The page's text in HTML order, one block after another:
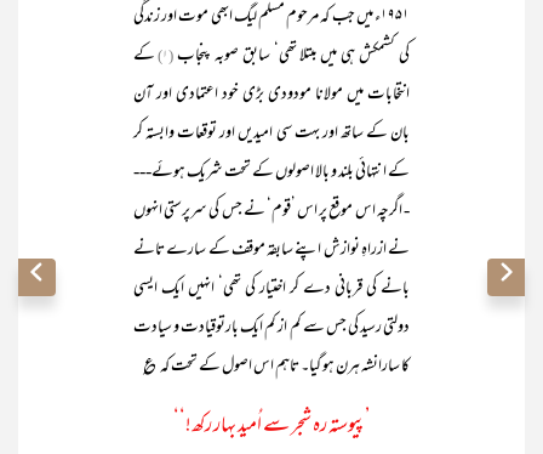
۱۹۵۱ء میں جب کہ مرحوم مسلم لیگ ابھی موت اور زندگی
کی کشمکش ہی میں مبتلا تھی‘ سابق صوبہ پنجاب(۱) کے
انتخابات میں مولانا مودودی بڑی خود اعتمادی اور آن
بان کے ساتھ اور بہت سی امیدیں اور توقعات وابستہ کر
کے انتہائی بلند و بالا اصولوں کے تحت شریک ہوئے---
- اگرچہ اس موقع پر اس ’قوم‘ نے جس کی سرپرستی انہوں
نے ازراہِ نوازش اپنے سابقہ موقف کے سارے تانے
بانے کی قربانی دے کر اختیار کی تھی‘ انہیں ایک ایسی
دولتی رسید کی جس سے کم از کم ایک بارتوقیادت و سیادت
کا سارانشہ ہرن ہو گیا۔ تاہم اس اصول کے تحت کہ ؏
’پیوستہ رہ شجر سے اُمید بہار رکھ!‘‘